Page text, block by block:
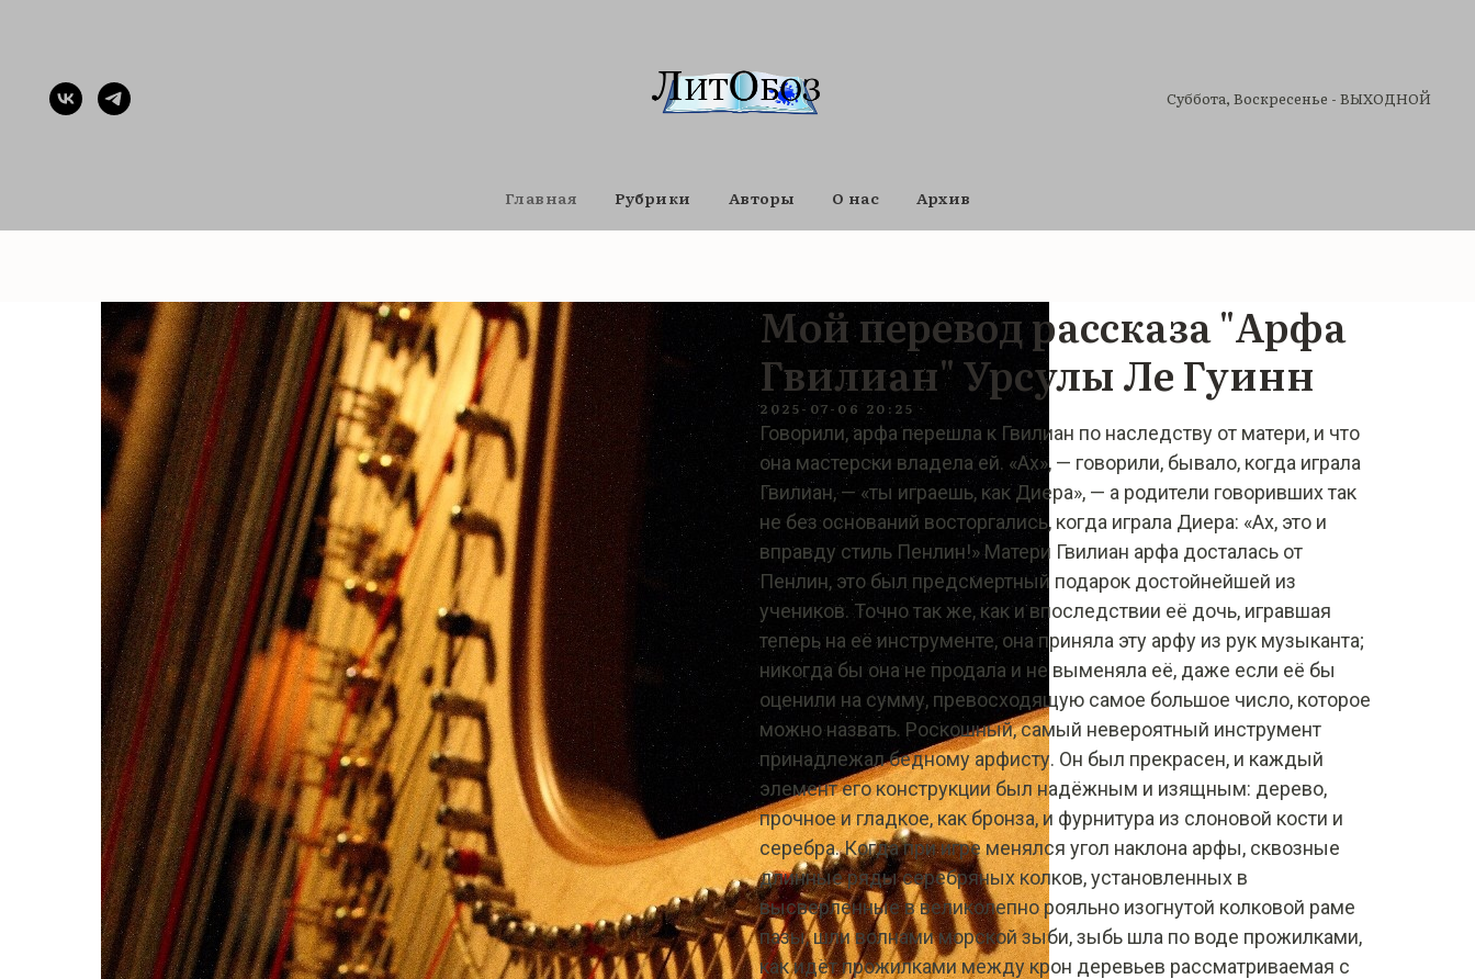
Cуббота, Воскресенье - ВЫХОДНОЙ
Главная Рубрики Авторы О нас Архив
Мой перевод рассказа "Арфа
Гвилиан" Урсулы Ле Гуинн
2025-07-06 20:25
Говорили, арфа перешла к Гвилиан по наследству от матери, и что
она мастерски владела ей. «Ах», — говорили, бывало, когда играла
Гвилиан, — «ты играешь, как Диера», — а родители говоривших так
не без оснований восторгались, когда играла Диера: «Ах, это и
вправду стиль Пенлин!» Матери Гвилиан арфа досталась от
Пенлин, это был предсмертный подарок достойнейшей из
учеников. Точно так же, как и впоследствии её дочь, игравшая
теперь на её инструменте, она приняла эту арфу из рук музыканта;
никогда бы она не продала и не выменяла её, даже если её бы
оценили на сумму, превосходящую самое большое число, которое
можно назвать. Роскошный, самый невероятный инструмент
принадлежал бедному арфисту. Он был прекрасен, и каждый
элемент его конструкции был надёжным и изящным: дерево,
прочное и гладкое, как бронза, и фурнитура из слоновой кости и
серебра. Когда при игре менялся угол наклона арфы, сквозные
длинные ряды серебряных колков, установленных в
высверленные в великолепно рояльно изогнутой колковой раме
пазы, шли волнами морской зыби, зыбь шла по воде прожилками,
как идёт прожилками между крон деревьев рассматриваемая с